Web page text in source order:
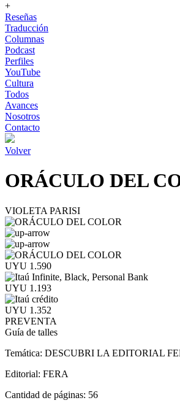
+
Reseñas
Traducción
Columnas
Podcast
Perfiles
YouTube
Cultura
Todos
Avances
Nosotros
Contacto
Volver
ORÁCULO DEL
VIOLETA PARISI
UYU 1.590
UYU 1.193
UYU 1.352
PREVENTA
Guía de talles
Temática: DESCUBRI LA EDITORIAL
Editorial: FERA
Cantidad de páginas: 56